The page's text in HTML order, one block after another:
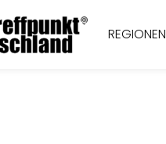
REGIONEN